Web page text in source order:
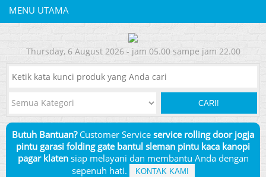
MENU UTAMA
Thursday, 6 August 2026 - jam 05.00 sampe jam 22.00
CARI!
Butuh Bantuan?Customer Service service rolling door jogja
pintu garasi folding gate bantul sleman pintu kaca kanopi
pagar klaten siap melayani dan membantu Anda dengan
sepenuh hati.
KONTAK KAMI